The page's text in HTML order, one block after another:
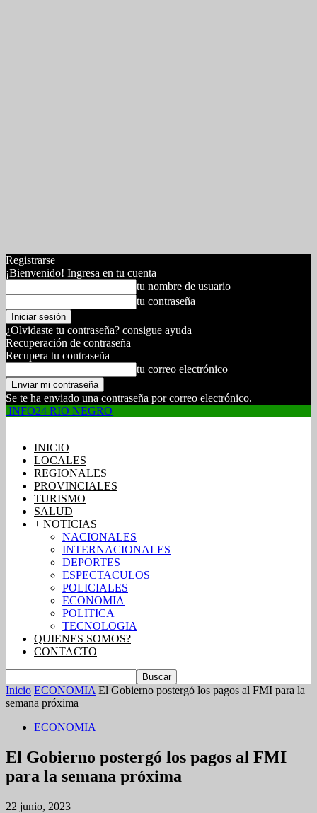
Registrarse
¡Bienvenido! Ingresa en tu cuenta
tu nombre de usuario
tu contraseña
¿Olvidaste tu contraseña? consigue ayuda
Recuperación de contraseña
Recupera tu contraseña
tu correo electrónico
Se te ha enviado una contraseña por correo electrónico.
INFO24 RIO NEGRO
INICIO
LOCALES
REGIONALES
PROVINCIALES
TURISMO
SALUD
+ NOTICIAS
NACIONALES
INTERNACIONALES
DEPORTES
ESPECTACULOS
POLICIALES
ECONOMIA
POLITICA
TECNOLOGIA
QUIENES SOMOS?
CONTACTO
Inicio ECONOMIA El Gobierno postergó los pagos al FMI para la
semana próxima
ECONOMIA
El Gobierno postergó los pagos al FMI
para la semana próxima
22 junio, 2023